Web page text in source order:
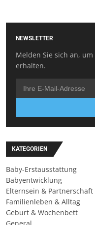
NEWSLETTER
Melden Sie sich an,
erhalten.
KATEGORIEN
Baby-Erstausstattung
Babyentwicklung
Elternsein & Partnerschaft
Familienleben & Alltag
Geburt & Wochenbett
General